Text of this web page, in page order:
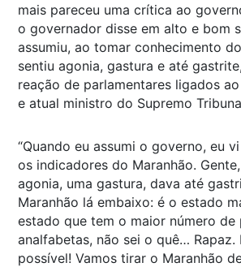
mais pareceu uma crítica ao
o governador disse em alto e bom
assumiu, ao tomar conhecimento
sentiu agonia, gastura e até
reação de parlamentares ligados
e atual ministro do Supremo
“Quando eu assumi o governo, eu
os indicadores do Maranhão.
agonia, uma gastura, dava até
Maranhão lá embaixo: é o estado
estado que tem o maior número de
analfabetas, não sei o quê… Rapaz.
possível! Vamos tirar o Maranhão